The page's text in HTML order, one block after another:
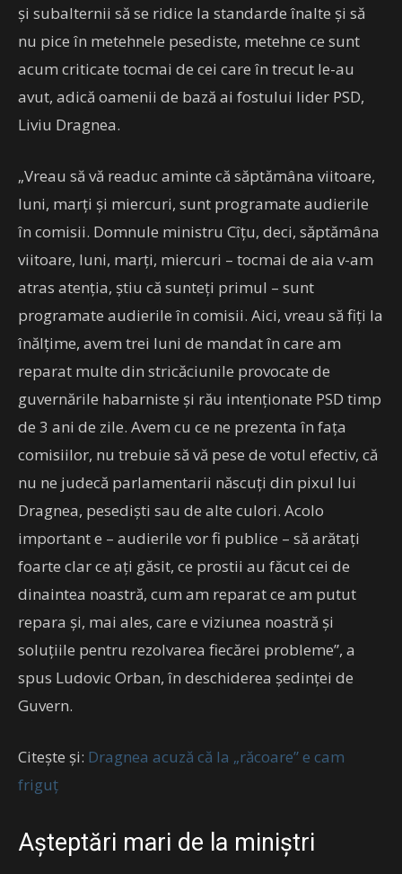
și subalternii să se ridice la standarde înalte și să
nu pice în metehnele pesediste, metehne ce sunt
acum criticate tocmai de cei care în trecut le-au
avut, adică oamenii de bază ai fostului lider PSD,
Liviu Dragnea.
„Vreau să vă readuc aminte că săptămâna viitoare,
luni, marţi şi miercuri, sunt programate audierile
în comisii. Domnule ministru Cîţu, deci, săptămâna
viitoare, luni, marţi, miercuri – tocmai de aia v-am
atras atenţia, ştiu că sunteţi primul – sunt
programate audierile în comisii. Aici, vreau să fiţi la
înălţime, avem trei luni de mandat în care am
reparat multe din stricăciunile provocate de
guvernările habarniste şi rău intenţionate PSD timp
de 3 ani de zile. Avem cu ce ne prezenta în faţa
comisiilor, nu trebuie să vă pese de votul efectiv, că
nu ne judecă parlamentarii născuţi din pixul lui
Dragnea, pesedişti sau de alte culori. Acolo
important e – audierile vor fi publice – să arătaţi
foarte clar ce aţi găsit, ce prostii au făcut cei de
dinaintea noastră, cum am reparat ce am putut
repara şi, mai ales, care e viziunea noastră şi
soluţiile pentru rezolvarea fiecărei probleme”, a
spus Ludovic Orban, în deschiderea şedinţei de
Guvern.
Citește și: Dragnea acuză că la „răcoare” e cam
friguț
Așteptări mari de la miniștri